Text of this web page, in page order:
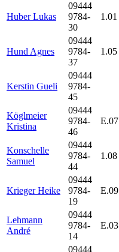
Huber Lukas
09444
9784-
30
1.01
Hund Agnes
09444
9784-
37
1.05
Kerstin Gueli
09444
9784-
45
Köglmeier
Kristina
09444
9784-
46
E.07
Konschelle
Samuel
09444
9784-
44
1.08
Krieger Heike
09444
9784-
19
E.09
Lehmann
André
09444
9784-
14
E.03
09444